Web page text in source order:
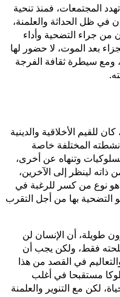
المجتمعات، فمنذ تنحية
في ظل الحداثة والعلمنة،
من جراء التضحية وأداء
بعد الموت، لا حضور لها
ومع سيطرة ثقافة الفرجة
للقيم الأخلاقية والدينية
المختلفة خاصة
وتنهاه عن أخرى،
لينظر إلى الآخرين،
هو نوع من كسر للرغبة في
التضحية بها من أجل التقرب
طويلة، أن الإنسان لن
فقط، ولكن يجب أن
في القصد من هذا
مستقبحا في أغلب
لكن مع التنوير والعلمنة